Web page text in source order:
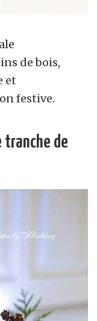
de bois,
et
festive.
tranche de